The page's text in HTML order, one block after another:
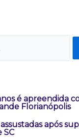
é apreendida
Florianópolis
após
SC